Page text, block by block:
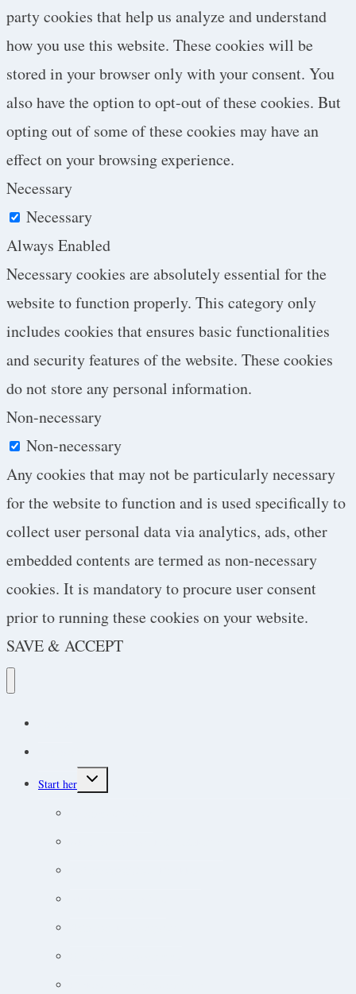
party cookies that help us analyze and understand
how you use this website. These cookies will be
stored in your browser only with your consent. You
also have the option to opt-out of these cookies. But
opting out of some of these cookies may have an
effect on your browsing experience.
Necessary
Necessary
Always Enabled
Necessary cookies are absolutely essential for the
website to function properly. This category only
includes cookies that ensures basic functionalities
and security features of the website. These cookies
do not store any personal information.
Non-necessary
Non-necessary
Any cookies that may not be particularly necessary
for the website to function and is used specifically to
collect user personal data via analytics, ads, other
embedded contents are termed as non-necessary
cookies. It is mandatory to procure user consent
prior to running these cookies on your website.
SAVE & ACCEPT
Start her
Toggle
child